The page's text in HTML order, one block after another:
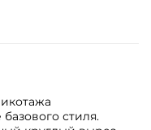
стиля.